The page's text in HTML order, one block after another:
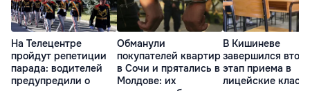
На Телецентре
пройдут репетиции
парада: водителей
предупредили о
Обманули
покупателей квартир
в Сочи и прятались в
Молдове: их
В Кишиневе
завершился
этап приема в
лицейские